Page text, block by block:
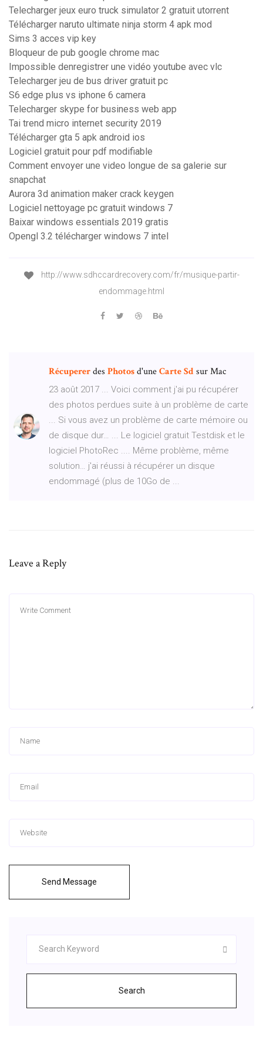
Telecharger jeux euro truck simulator 2 gratuit utorrent
Télécharger naruto ultimate ninja storm 4 apk mod
Sims 3 acces vip key
Bloqueur de pub google chrome mac
Impossible denregistrer une vidéo youtube avec vlc
Telecharger jeu de bus driver gratuit pc
S6 edge plus vs iphone 6 camera
Telecharger skype for business web app
Tai trend micro internet security 2019
Télécharger gta 5 apk android ios
Logiciel gratuit pour pdf modifiable
Comment envoyer une video longue de sa galerie sur
snapchat
Aurora 3d animation maker crack keygen
Logiciel nettoyage pc gratuit windows 7
Baixar windows essentials 2019 gratis
Opengl 3.2 télécharger windows 7 intel
http://www.sdhccardrecovery.com/fr/musique-partir-
endommage.html
Récupererdes Photosd'uneCarteSdsur Mac
23 août 2017 ... Voici comment j'ai pu récupérer
des photos perdues suite à un problème de carte
... Si vous avez un problème de carte mémoire ou
de disque dur… ... Le logiciel gratuit Testdisk et le
logiciel PhotoRec .... Même problème, même
solution… j'ai réussi à récupérer un disque
endommagé (plus de 10Go de ...
Leave a Reply
Send Message
Search